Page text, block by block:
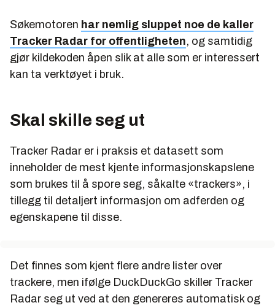
Søkemotoren har nemlig sluppet noe de kaller
Tracker Radar for offentligheten, og samtidig
gjør kildekoden åpen slik at alle som er interessert
kan ta verktøyet i bruk.
Skal skille seg ut
Tracker Radar er i praksis et datasett som
inneholder de mest kjente informasjonskapslene
som brukes til å spore seg, såkalte «trackers», i
tillegg til detaljert informasjon om adferden og
egenskapene til disse.
Det finnes som kjent flere andre lister over
trackere, men ifølge DuckDuckGo skiller Tracker
Radar seg ut ved at den genereres automatisk og